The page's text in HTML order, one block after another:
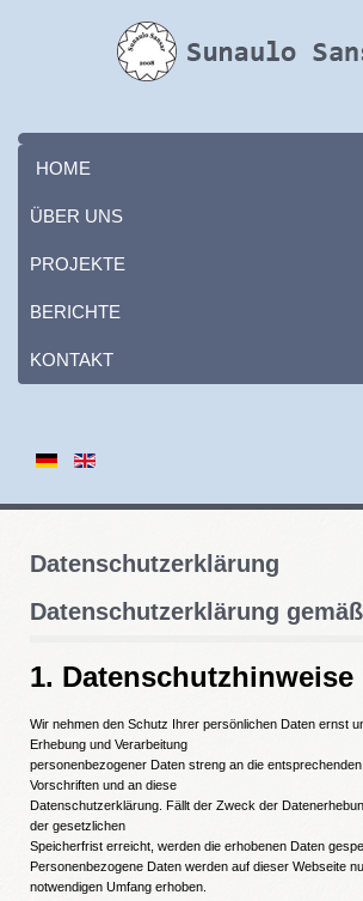
HOME
ÜBER UNS
PROJEKTE
BERICHTE
KONTAKT
Datenschutzerklärung
Datenschutzerklärung
1. Datenschutzhinweise
Wir nehmen den Schutz Ihrer persönlichen Daten ernst
Erhebung und Verarbeitung
personenbezogener Daten streng an die
Vorschriften und an diese
Datenschutzerklärung. Fällt der Zweck der
der gesetzlichen
Speicherfrist erreicht, werden die erhobenen Daten
Personenbezogene Daten werden auf dieser Webseite
notwendigen Umfang erhoben.